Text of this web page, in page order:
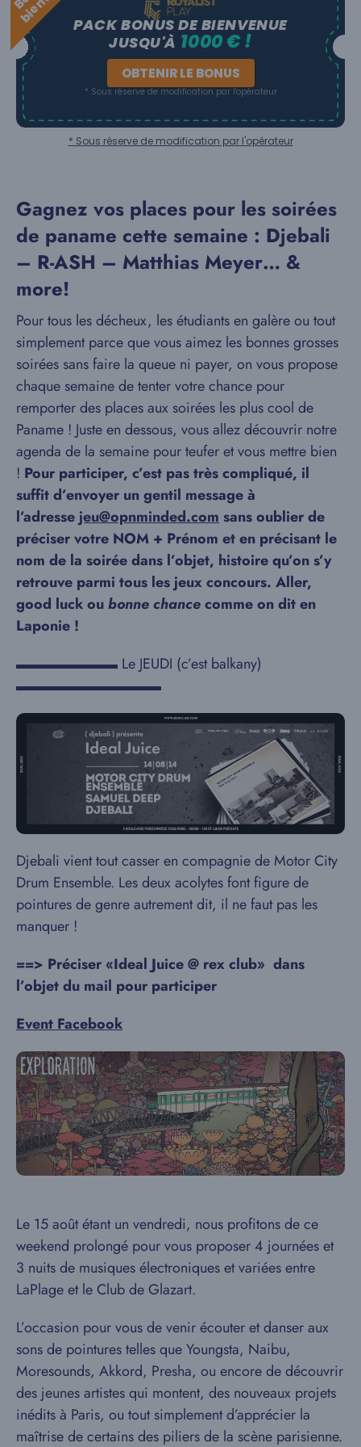
PACK BONUS DE BIENVENUE
JUSQU'À 1000 € !
OBTENIR LE BONUS
* Sous réserve de modification par l'opérateur
* Sous réserve de modification par l'opérateur
Gagnez vos places pour les soirées
de paname cette semaine : Djebali
– R-ASH – Matthias Meyer… &
more!
Pour tous les décheux, les étudiants en galère ou tout
simplement parce que vous aimez les bonnes grosses
soirées sans faire la queue ni payer, on vous propose
chaque semaine de tenter votre chance pour
remporter des places aux soirées les plus cool de
Paname ! Juste en dessous, vous allez découvrir notre
agenda de la semaine pour teufer et vous mettre bien
! Pour participer, c’est pas très compliqué, il
suffit d’envoyer un gentil message à
l’adresse jeu@opnminded.com sans oublier de
préciser votre NOM + Prénom et en précisant le
nom de la soirée dans l’objet, histoire qu’on s’y
retrouve parmi tous les jeux concours. Aller,
good luck oubonne chancecomme on dit en
Laponie !
▬▬▬▬▬▬▬ Le JEUDI (c’est balkany)
▬▬▬▬▬▬▬▬▬▬
Djebali vient tout casser en compagnie de Motor City
Drum Ensemble. Les deux acolytes font figure de
pointures de genre autrement dit, il ne faut pas les
manquer !
==> Préciser «Ideal Juice @ rex club» dans
l’objet du mail pour participer
Event Facebook
Le 15 août étant un vendredi, nous profitons de ce
weekend prolongé pour vous proposer 4 journées et
3 nuits de musiques électroniques et variées entre
LaPlage et le Club de Glazart.
L’occasion pour vous de venir écouter et danser aux
sons de pointures telles que Youngsta, Naibu,
Moresounds, Akkord, Presha, ou encore de découvrir
des jeunes artistes qui montent, des nouveaux projets
inédits à Paris, ou tout simplement d’apprécier la
maîtrise de certains des piliers de la scène parisienne.